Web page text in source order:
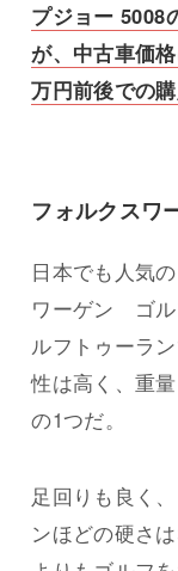
プジョー 5008
が、中古車価
万円前後での購
フォルクスワ
日本でも人気
ワーゲン ゴル
ルフトゥーラ
性は高く、重
の1つだ。
足回りも良く
ンほどの硬さ